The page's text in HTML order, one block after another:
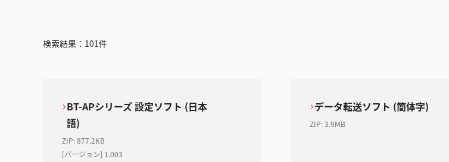
検索結果： 101件
BT-APシリーズ 設定ソフト (日本
語)
ZIP:877.2KB
[バージョン] 1.003
データ転送ソフト (簡体字)
ZIP:3.9MB